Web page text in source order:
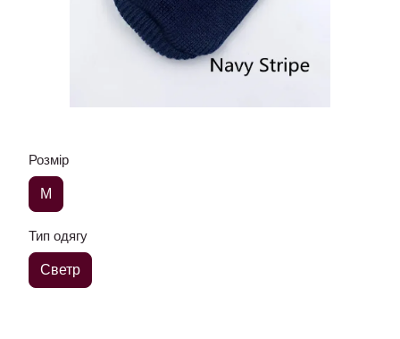
Розмір
M
Тип одягу
Светр